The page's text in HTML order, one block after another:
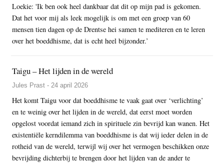
Loekie: 'Ik ben ook heel dankbaar dat dit op mijn pad is gekomen.
Dat het voor mij als leek mogelijk is om met een groep van 60
mensen tien dagen op de Drentse hei samen te mediteren en te leren
over het boeddhisme, dat is echt heel bijzonder.’
Taigu – Het lijden in de wereld
Jules Prast - 24 april 2026
Het komt Taigu voor dat boeddhisme te vaak gaat over ‘verlichting’
en te weinig over het lijden in de wereld, dat eerst moet worden
opgelost voordat iemand zich in spirituele zin bevrijd kan wanen. Het
existentiële kerndilemma van boeddhisme is dat wij ieder delen in de
rotheid van de wereld, terwijl wij over het vermogen beschikken onze
bevrijding dichterbij te brengen door het lijden van de ander te